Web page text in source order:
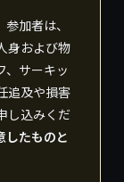
加者は、
身および物
、サーキッ
追及や損害
し込みくだ
したものと